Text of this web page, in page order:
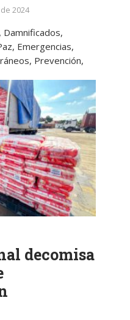
2024
Damnificados,
Emergencias,
Prevención,
decomisa